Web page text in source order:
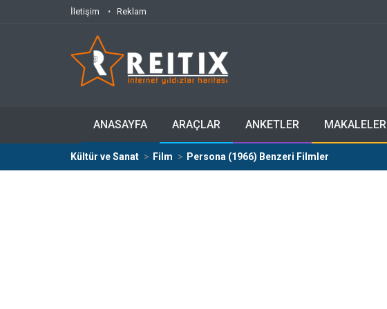
İletişim Reklam
ANASAYFA ARAÇLAR ANKETLER MAKALELER
Kültür ve Sanat Film Persona (1966) Benzeri Filmler